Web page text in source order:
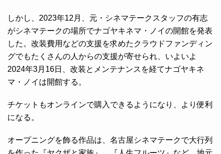
しかし、2023年12月、元・シネマテークスタッフの有志
がシネマテークの場所でナゴヤキネマ・ノイの開館を発表
した。改装費用などの支援を求めたクラウドファンディン
グでもたくさんの人からの支援が寄せられ、いよいよ
2024年3月16日、改装とメンテナンスを経てナゴヤキネ
マ・ノイは開館する。
チケットもオンラインで購入できるようになり、より便利
になる。
オープニングを飾る作品は、名古屋シネマテークで大行列